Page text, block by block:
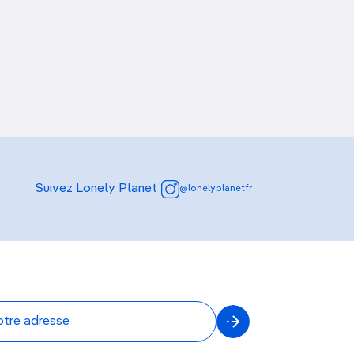
Suivez Lonely Planet @lonelyplanetfr